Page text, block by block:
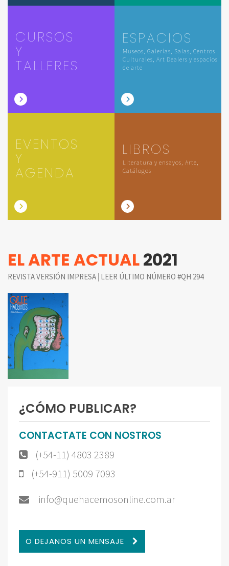
CURSOS
Y
TALLERES
ESPACIOS
Museos, Galerías, Salas, Centros
Culturales, Art Dealers y espacios
de arte
EVENTOS
Y
AGENDA
LIBROS
Literatura y ensayos, Arte,
Catálogos
EL ARTE ACTUAL2021
REVISTA VERSIÓN IMPRESA | LEER ÚLTIMO NÚMERO #QH 294
¿CÓMO PUBLICAR?
CONTACTATE CON NOSTROS
(+54-11) 4803 2389
(+54-911) 5009 7093
info@quehacemosonline.com.ar
O DEJANOS UN MENSAJE